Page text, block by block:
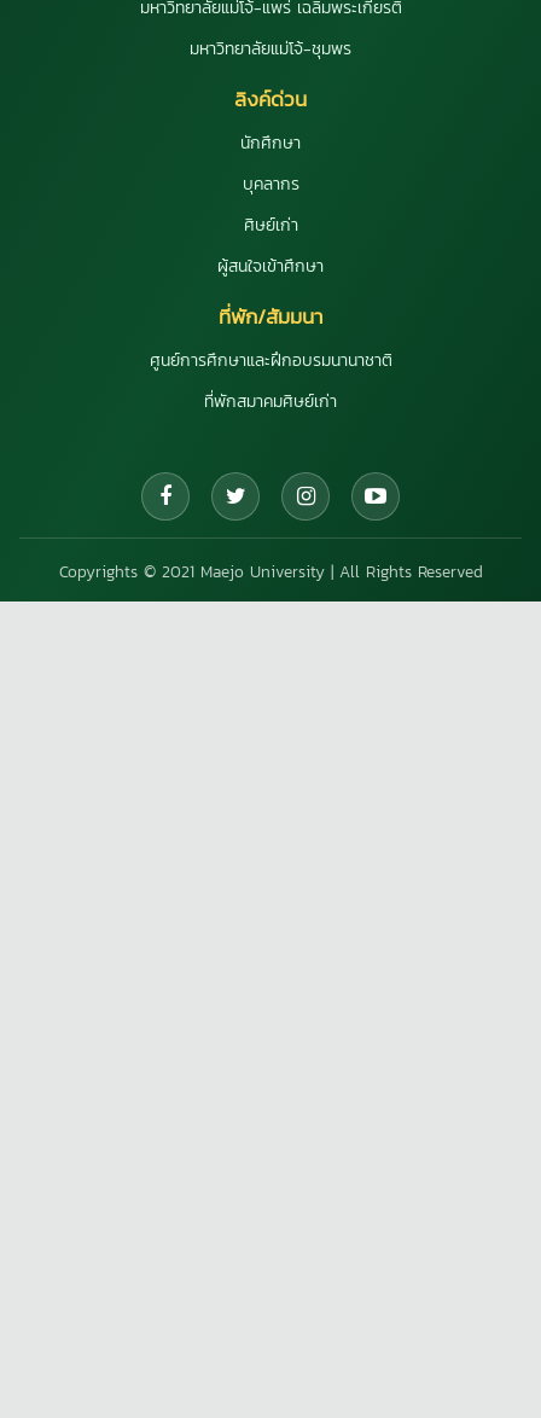
มหาวิทยาลัยแม่โจ้-แพร่ เฉลิมพระเกียรติ
มหาวิทยาลัยแม่โจ้-ชุมพร
ลิงค์ด่วน
นักศึกษา
บุคลากร
ศิษย์เก่า
ผู้สนใจเข้าศึกษา
ที่พัก/สัมมนา
ศูนย์การศึกษาและฝึกอบรมนานาชาติ
ที่พักสมาคมศิษย์เก่า
Copyrights © 2021 Maejo University | All Rights Reserved